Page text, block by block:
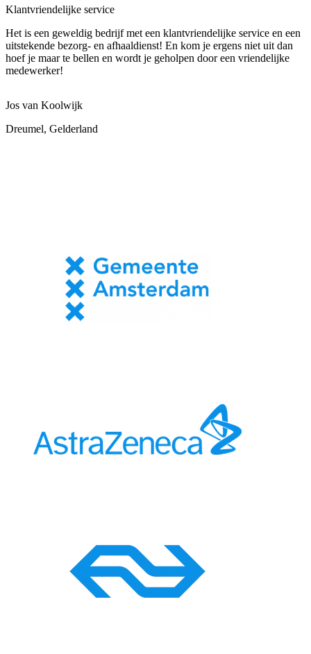
Klantvriendelijke service
Het is een geweldig bedrijf met een klantvriendelijke service en een
uitstekende bezorg- en afhaaldienst! En kom je ergens niet uit dan
hoef je maar te bellen en wordt je geholpen door een vriendelijke
medewerker!
Jos van Koolwijk
Dreumel, Gelderland